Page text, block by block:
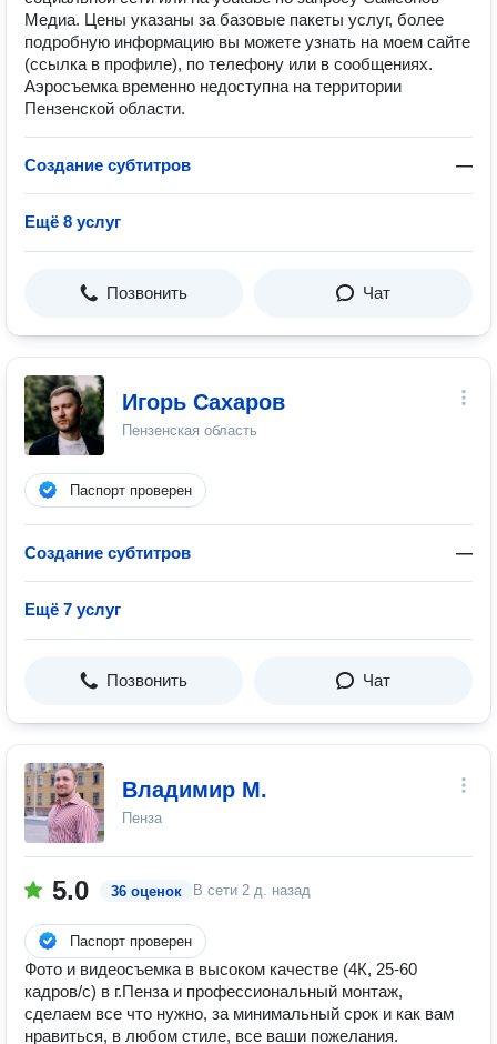
Медиа. Цены указаны за базовые пакеты услуг, более
подробную информацию вы можете узнать на моем сайте
(ссылка в профиле), по телефону или в сообщениях.
Аэросъемка временно недоступна на территории
Пензенской области.
Создание субтитров —
Ещё 8 услуг
Позвонить Чат
Игорь Сахаров
Пензенская область
Паспорт проверен
Создание субтитров —
Ещё 7 услуг
Позвонить Чат
Владимир М.
Пенза
5.0 36 оценок В сети 2 д. назад
Паспорт проверен
Фото и видеосъемка в высоком качестве (4К, 25-60
кадров/с) в г.Пенза и профессиональный монтаж,
сделаем все что нужно, за минимальный срок и как вам
нравиться, в любом стиле, все ваши пожелания.